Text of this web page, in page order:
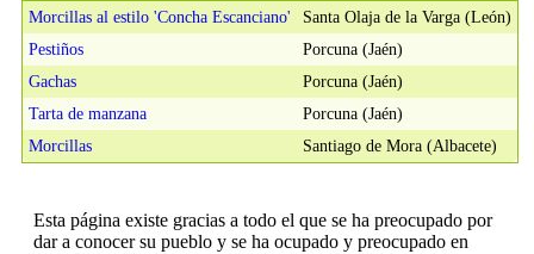
Morcillas al estilo 'Concha Escanciano'
Santa Olaja de la Varga (León)
Pestiños
Porcuna (Jaén)
Gachas
Porcuna (Jaén)
Tarta de manzana
Porcuna (Jaén)
Morcillas
Santiago de Mora (Albacete)
Esta página existe gracias a todo el que se ha preocupado por
dar a conocer su pueblo y se ha ocupado y preocupado en